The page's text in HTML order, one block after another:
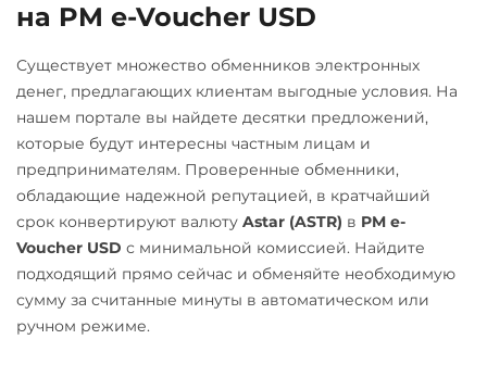
на PM e-Voucher USD
Существует множество обменников электронных
денег, предлагающих клиентам выгодные условия. На
нашем портале вы найдете десятки предложений,
которые будут интересны частным лицам и
предпринимателям. Проверенные обменники,
обладающие надежной репутацией, в кратчайший
срок конвертируют валюту Astar (ASTR) в PM e-
Voucher USD с минимальной комиссией. Найдите
подходящий прямо сейчас и обменяйте необходимую
сумму за считанные минуты в автоматическом или
ручном режиме.